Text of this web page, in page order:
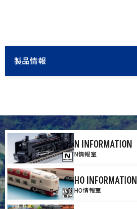
製品情報
N INFORMATION
N情報室
HO INFORMATION
HO情報室